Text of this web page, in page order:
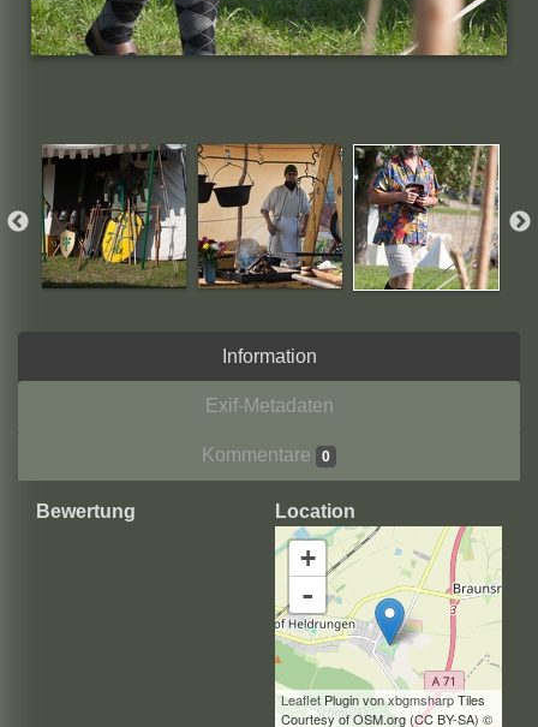
Information
Exif-Metadaten
Kommentare 0
Bewertung Location
+
-
LeafletPlugin vonxbgmsharpTiles
Courtesy of OSM.org (CC BY-SA) ©